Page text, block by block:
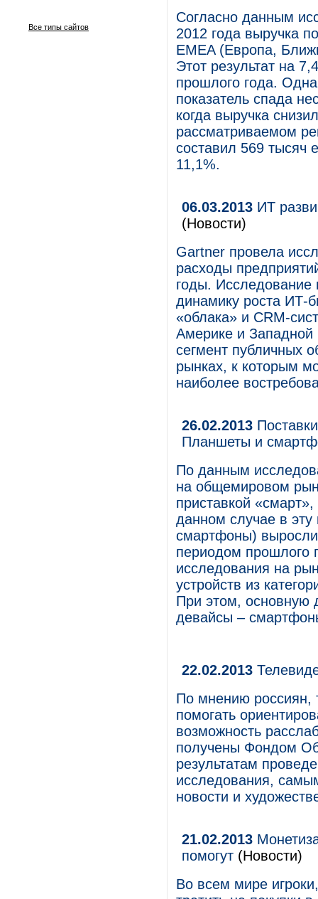
Все типы сайтов
Согласно данным
2012 года выручка
EMEA (Европа,
Этот результат на
прошлого года.
показатель спада
когда выручка
рассматриваемом
составил 569 тысяч
11,1%.
06.03.2013 ИТ
(Новости)
Gartner провела
расходы
годы. Исследование
динамику роста ИТ-
«облака» и CRM-
Америке и Западной
сегмент публичных
рынках, к которым
наиболее
26.02.2013
Планшеты и
По данным
на общемировом
приставкой
данном случае в
смартфоны)
периодом прошлого
исследования на
устройств из
При этом, основную
девайсы –
22.02.2013
По мнению россиян,
помогать
возможность
получены Фондом
результатам
исследования,
новости и
21.02.2013
помогут (Новости)
Во всем мире